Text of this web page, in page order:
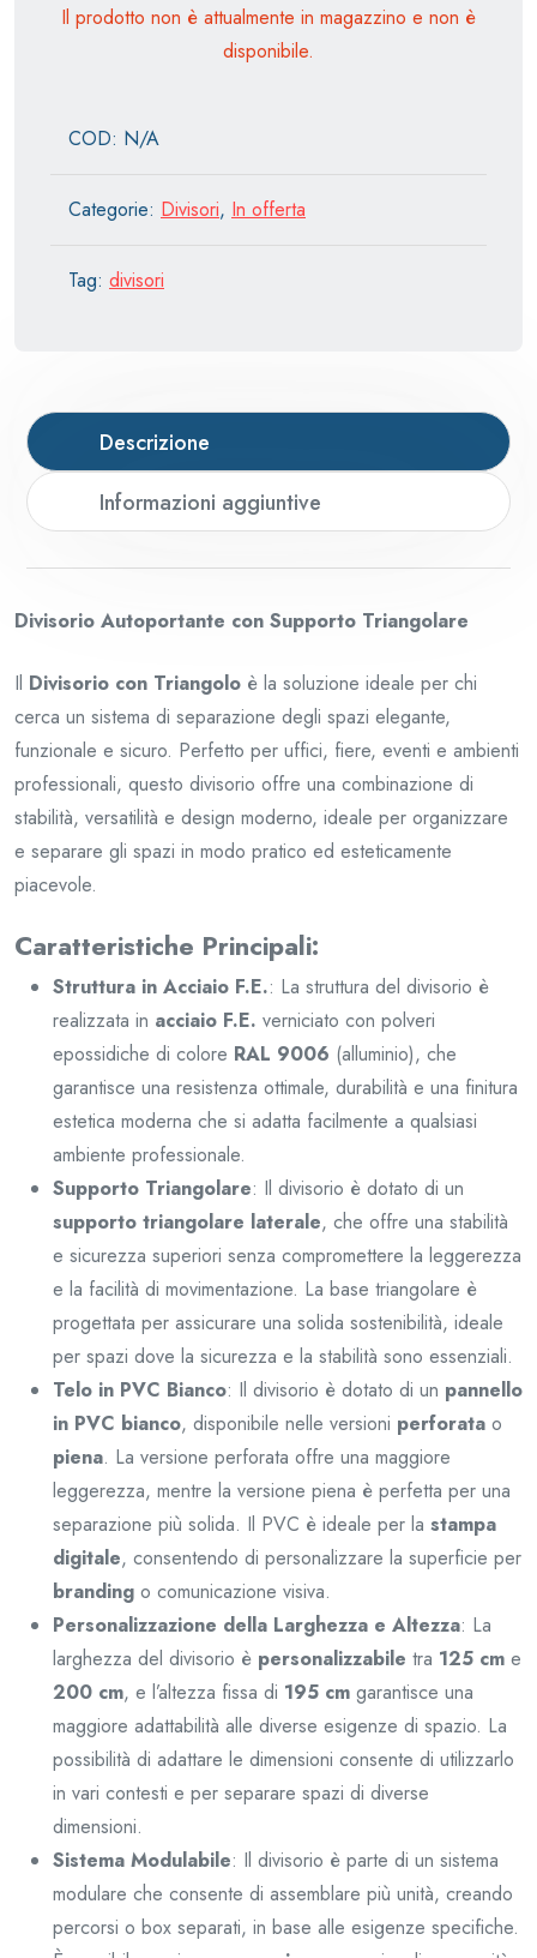
Il prodotto non è attualmente in magazzino e non è
disponibile.
COD: N/A
Categorie: Divisori, In offerta
Tag: divisori
Descrizione
Informazioni aggiuntive
Divisorio Autoportante con Supporto Triangolare
Il Divisorio con Triangolo è la soluzione ideale per chi
cerca un sistema di separazione degli spazi elegante,
funzionale e sicuro. Perfetto per uffici, fiere, eventi e ambienti
professionali, questo divisorio offre una combinazione di
stabilità, versatilità e design moderno, ideale per organizzare
e separare gli spazi in modo pratico ed esteticamente
piacevole.
Caratteristiche Principali:
Struttura in Acciaio F.E.: La struttura del divisorio è
realizzata in acciaio F.E. verniciato con polveri
epossidiche di colore RAL 9006 (alluminio), che
garantisce una resistenza ottimale, durabilità e una finitura
estetica moderna che si adatta facilmente a qualsiasi
ambiente professionale.
Supporto Triangolare: Il divisorio è dotato di un
supporto triangolare laterale, che offre una stabilità
e sicurezza superiori senza compromettere la leggerezza
e la facilità di movimentazione. La base triangolare è
progettata per assicurare una solida sostenibilità, ideale
per spazi dove la sicurezza e la stabilità sono essenziali.
Telo in PVC Bianco: Il divisorio è dotato di un pannello
in PVC bianco, disponibile nelle versioni perforata o
piena. La versione perforata offre una maggiore
leggerezza, mentre la versione piena è perfetta per una
separazione più solida. Il PVC è ideale per la stampa
digitale, consentendo di personalizzare la superficie per
branding o comunicazione visiva.
Personalizzazione della Larghezza e Altezza: La
larghezza del divisorio è personalizzabile tra 125 cm e
200 cm, e l’altezza fissa di 195 cm garantisce una
maggiore adattabilità alle diverse esigenze di spazio. La
possibilità di adattare le dimensioni consente di utilizzarlo
in vari contesti e per separare spazi di diverse
dimensioni.
Sistema Modulabile: Il divisorio è parte di un sistema
modulare che consente di assemblare più unità, creando
percorsi o box separati, in base alle esigenze specifiche.